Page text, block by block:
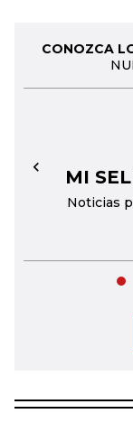
CONOZCA
MI
Noticias
←